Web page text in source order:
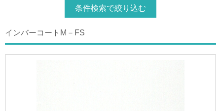
条件検索で絞り込む
インバーコートM－FS